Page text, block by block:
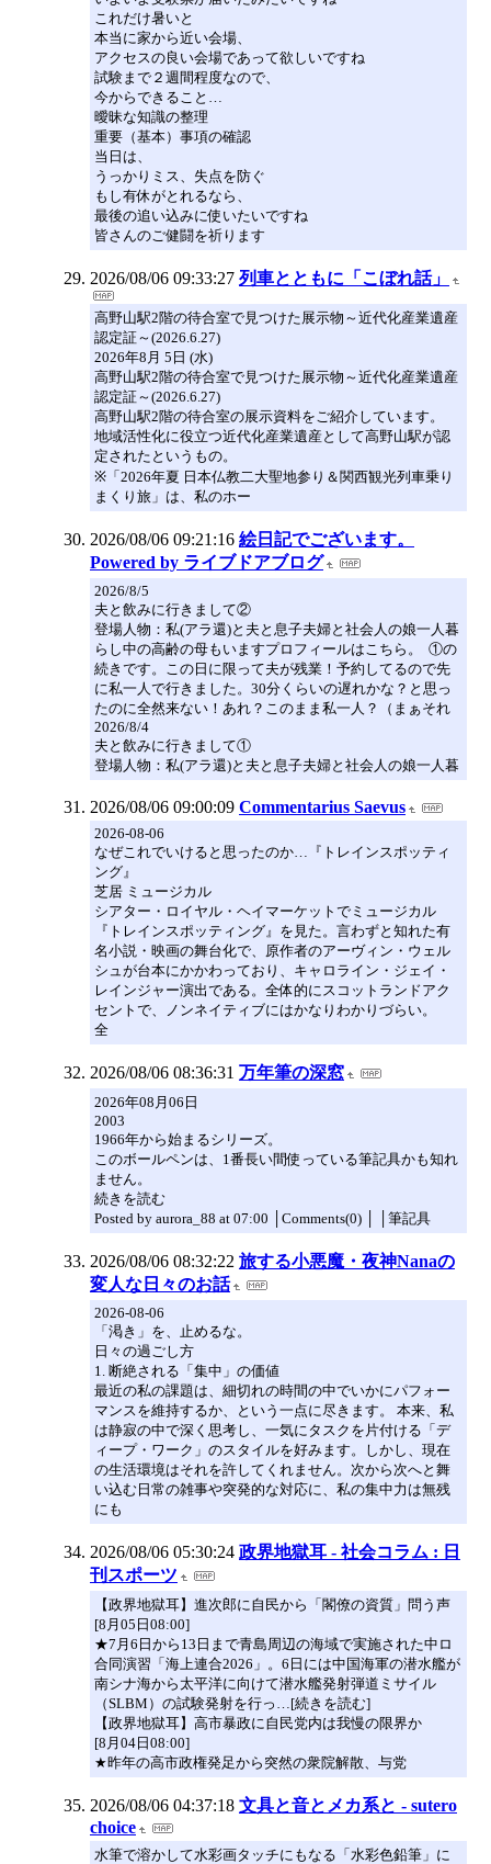
これだけ暑いと
本当に家から近い会場、
アクセスの良い会場であって欲しいですね
試験まで２週間程度なので、
今からできること…
曖昧な知識の整理
重要（基本）事項の確認
当日は、
うっかりミス、失点を防ぐ
もし有休がとれるなら、
最後の追い込みに使いたいですね
皆さんのご健闘を祈ります
2026/08/06 09:33:27 列車とともに「こぼれ話」
高野山駅2階の待合室で見つけた展示物～近代化産業遺産
認定証～(2026.6.27)
2026年8月 5日 (水)
高野山駅2階の待合室で見つけた展示物～近代化産業遺産
認定証～(2026.6.27)
高野山駅2階の待合室の展示資料をご紹介しています。
地域活性化に役立つ近代化産業遺産として高野山駅が認
定されたというもの。
※「2026年夏 日本仏教二大聖地参り＆関西観光列車乗り
まくり旅」は、私のホー
2026/08/06 09:21:16 絵日記でございます。
Powered by ライブドアブログ
2026/8/5
夫と飲みに行きまして②
登場人物：私(アラ還)と夫と息子夫婦と社会人の娘一人暮
らし中の高齢の母もいますプロフィールはこちら。 ①の
続きです。この日に限って夫が残業！予約してるので先
に私一人で行きました。30分くらいの遅れかな？と思っ
たのに全然来ない！あれ？このまま私一人？（まぁそれ
2026/8/4
夫と飲みに行きまして①
登場人物：私(アラ還)と夫と息子夫婦と社会人の娘一人暮
2026/08/06 09:00:09 Commentarius Saevus
2026-08-06
なぜこれでいけると思ったのか…『トレインスポッティ
ング』
芝居 ミュージカル
シアター・ロイヤル・ヘイマーケットでミュージカル
『トレインスポッティング』を見た。言わずと知れた有
名小説・映画の舞台化で、原作者のアーヴィン・ウェル
シュが台本にかかわっており、キャロライン・ジェイ・
レインジャー演出である。全体的にスコットランドアク
セントで、ノンネイティブにはかなりわかりづらい。
全
2026/08/06 08:36:31 万年筆の深窓
2026年08月06日
2003
1966年から始まるシリーズ。
このボールペンは、1番長い間使っている筆記具かも知れ
ません。
続きを読む
Posted by aurora_88 at 07:00 │Comments(0) │ │筆記具
2026/08/06 08:32:22 旅する小悪魔・夜神Nanaの
変人な日々のお話
2026-08-06
「渇き」を、止めるな。
日々の過ごし方
1. 断絶される「集中」の価値
最近の私の課題は、細切れの時間の中でいかにパフォー
マンスを維持するか、という一点に尽きます。 本来、私
は静寂の中で深く思考し、一気にタスクを片付ける「デ
ィープ・ワーク」のスタイルを好みます。しかし、現在
の生活環境はそれを許してくれません。次から次へと舞
い込む日常の雑事や突発的な対応に、私の集中力は無残
にも
2026/08/06 05:30:24 政界地獄耳 - 社会コラム : 日
刊スポーツ
【政界地獄耳】進次郎に自民から「閣僚の資質」問う声
[8月05日08:00]
★7月6日から13日まで青島周辺の海域で実施された中ロ
合同演習「海上連合2026」。6日には中国海軍の潜水艦が
南シナ海から太平洋に向けて潜水艦発射弾道ミサイル
（SLBM）の試験発射を行っ…[続きを読む]
【政界地獄耳】高市暴政に自民党内は我慢の限界か
[8月04日08:00]
★昨年の高市政権発足から突然の衆院解散、与党
2026/08/06 04:37:18 文具と音とメカ系と - sutero
choice
水筆で溶かして水彩画タッチにもなる「水彩色鉛筆」に